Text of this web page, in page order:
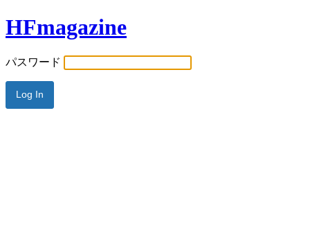
HFmagazine
パスワード